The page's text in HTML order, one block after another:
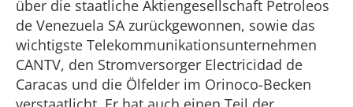
über die staatliche Aktiengesellschaft Petroleos
de Venezuela SA zurückgewonnen, sowie das
wichtigste Telekommunikationsunternehmen
CANTV, den Stromversorger Electricidad de
Caracas und die Ölfelder im Orinoco-Becken